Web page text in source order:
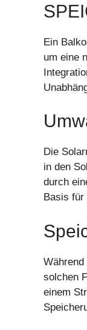
Ein
um eine
Die
in den
durch
Basis
solchen
einem